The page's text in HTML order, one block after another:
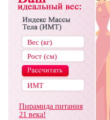
Пирамида питания
21 века!